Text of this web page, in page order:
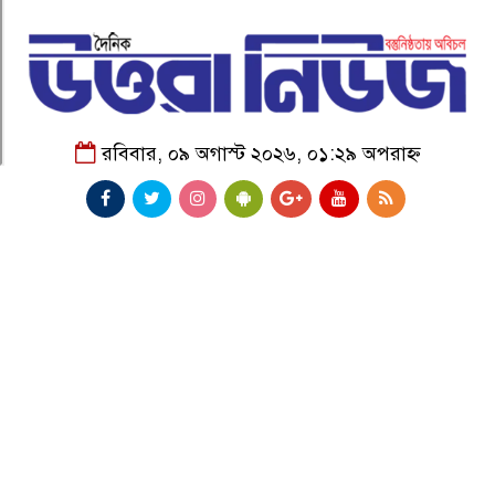
রবিবার, ০৯ অগাস্ট ২০২৬, ০১:২৯ অপরাহ্ন